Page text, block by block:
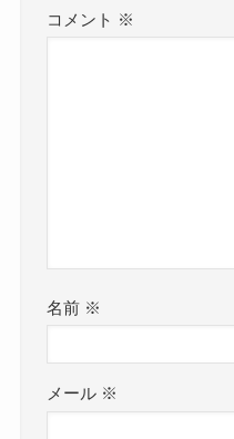
コメント ※
名前 ※
メール ※